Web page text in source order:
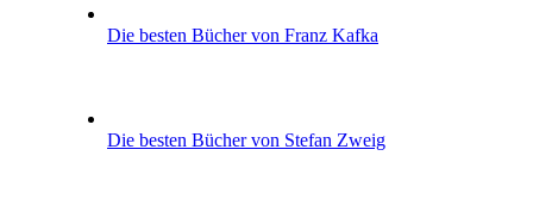
Die besten Bücher von Franz Kafka
Die besten Bücher von Stefan Zweig